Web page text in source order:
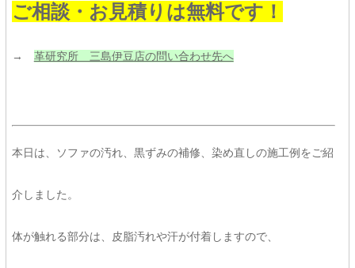
ご相談・お見積りは無料です！
→ 革研究所 三島伊豆店の問い合わせ先へ
本日は、ソファの汚れ、黒ずみの補修、染め直しの施工例をご紹
介しました。
体が触れる部分は、皮脂汚れや汗が付着しますので、